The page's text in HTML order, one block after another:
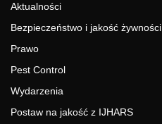
Aktualności
Bezpieczeństwo i jakość żywności
Prawo
Pest Control
Wydarzenia
Postaw na jakość z IJHARS